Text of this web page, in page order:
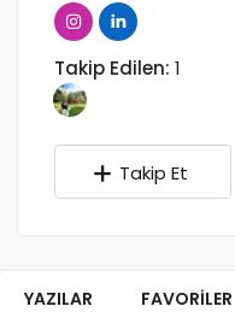
Takip Edilen: 1
Takip Et
YAZILAR FAVORILER